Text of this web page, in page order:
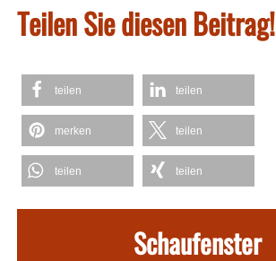
Teilen Sie diesen Beitrag!
teilen teilen
merken teilen
teilen teilen
Schaufenster